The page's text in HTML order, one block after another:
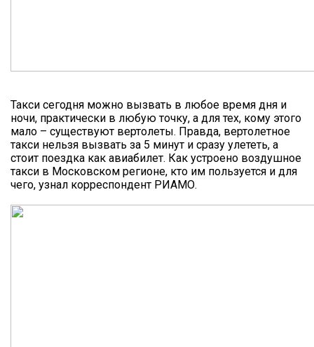
Такси сегодня можно вызвать в любое время дня и
ночи, практически в любую точку, а для тех, кому этого
мало – существуют вертолеты. Правда, вертолетное
такси нельзя вызвать за 5 минут и сразу улететь, а
стоит поездка как авиабилет. Как устроено воздушное
такси в Московском регионе, кто им пользуется и для
чего, узнал корреспондент РИАМО.